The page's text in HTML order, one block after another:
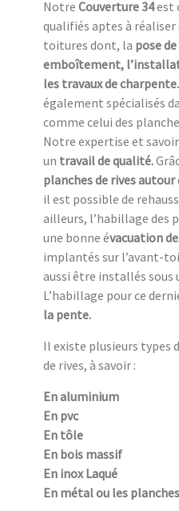
Notre Couverture 34est
qualifiés aptes à réaliser
toitures dont, la pose
emboîtement,
les travaux de charpente.
également spécialisés
comme celui des
Notre expertise et
un travail de qualité.
planches de rives autour
il est possible de
ailleurs, l’habillage des
une bonne évacuation
implantés sur l’avant-
aussi être installés
L’habillage pour ce
la pente.
Il existe plusieurs types
de rives, à savoir :
En aluminium
En pvc
En tôle
En bois massif
En inox Laqué
En métal ou les